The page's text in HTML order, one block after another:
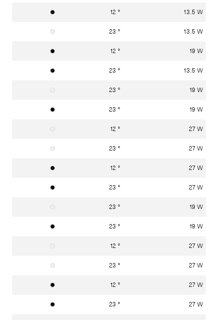
Graphitschwarz RAL 9011
12 ° 13.5 W
Verkehrsweiss RAL 9016
23 ° 13.5 W
Graphitschwarz RAL 9011
12 ° 19 W
Graphitschwarz RAL 9011
23 ° 13.5 W
Verkehrsweiss RAL 9016
23 ° 19 W
Graphitschwarz RAL 9011
23 ° 19 W
Verkehrsweiss RAL 9016
12 ° 27 W
Verkehrsweiss RAL 9016
23 ° 27 W
Graphitschwarz RAL 9011
12 ° 27 W
Graphitschwarz RAL 9011
23 ° 27 W
Verkehrsweiss RAL 9016
23 ° 19 W
Graphitschwarz RAL 9011
23 ° 19 W
Verkehrsweiss RAL 9016
12 ° 27 W
Verkehrsweiss RAL 9016
23 ° 27 W
Graphitschwarz RAL 9011
12 ° 27 W
Graphitschwarz RAL 9011
23 ° 27 W